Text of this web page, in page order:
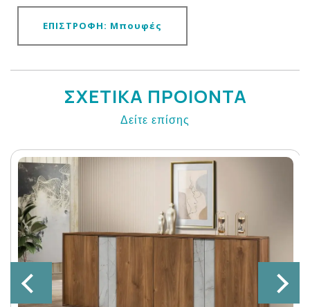
ΕΠΙΣΤΡΟΦΗ: Μπουφές
ΣΧΕΤΙΚΑ ΠΡΟΙΟΝΤΑ
Δείτε επίσης